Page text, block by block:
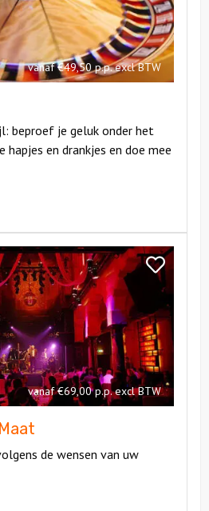
vanaf €49,50 p.p. excl BTW
beproef je geluk onder het
hapjes en drankjes en doe mee
Bekijk
Dinnershow
Maat
vanaf €69,00 p.p. excl BTW
de wensen van uw